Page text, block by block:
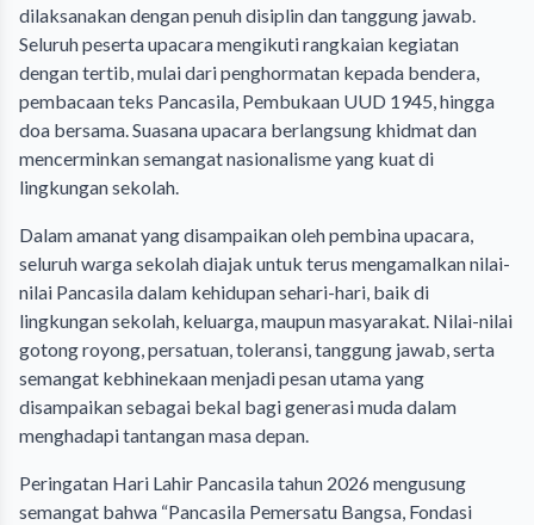
dilaksanakan dengan penuh disiplin dan tanggung jawab.
Seluruh peserta upacara mengikuti rangkaian kegiatan
dengan tertib, mulai dari penghormatan kepada bendera,
pembacaan teks Pancasila, Pembukaan UUD 1945, hingga
doa bersama. Suasana upacara berlangsung khidmat dan
mencerminkan semangat nasionalisme yang kuat di
lingkungan sekolah.
Dalam amanat yang disampaikan oleh pembina upacara,
seluruh warga sekolah diajak untuk terus mengamalkan nilai-
nilai Pancasila dalam kehidupan sehari-hari, baik di
lingkungan sekolah, keluarga, maupun masyarakat. Nilai-nilai
gotong royong, persatuan, toleransi, tanggung jawab, serta
semangat kebhinekaan menjadi pesan utama yang
disampaikan sebagai bekal bagi generasi muda dalam
menghadapi tantangan masa depan.
Peringatan Hari Lahir Pancasila tahun 2026 mengusung
semangat bahwa “Pancasila Pemersatu Bangsa, Fondasi